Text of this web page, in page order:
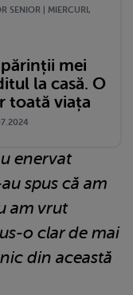
SENIOR | MIERCURI,
mei
la casă. O
toată viața
enervat
spus că am
am vrut
o clar de mai
din această